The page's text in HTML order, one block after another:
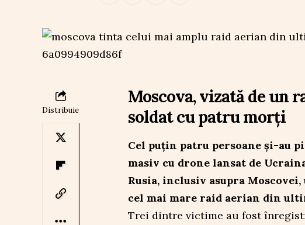
Distribuie
Moscova, vizată de un
soldat cu patru morți
Cel puțin patru persoane și-au
masiv cu drone lansat de
Rusia, inclusiv asupra
cel mai mare raid aerian din
Trei dintre victime au fost